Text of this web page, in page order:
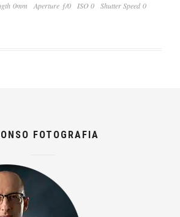
0mm Aperture ƒ/0 ISO 0 Shutter Speed 0
FOTOGRAFIA